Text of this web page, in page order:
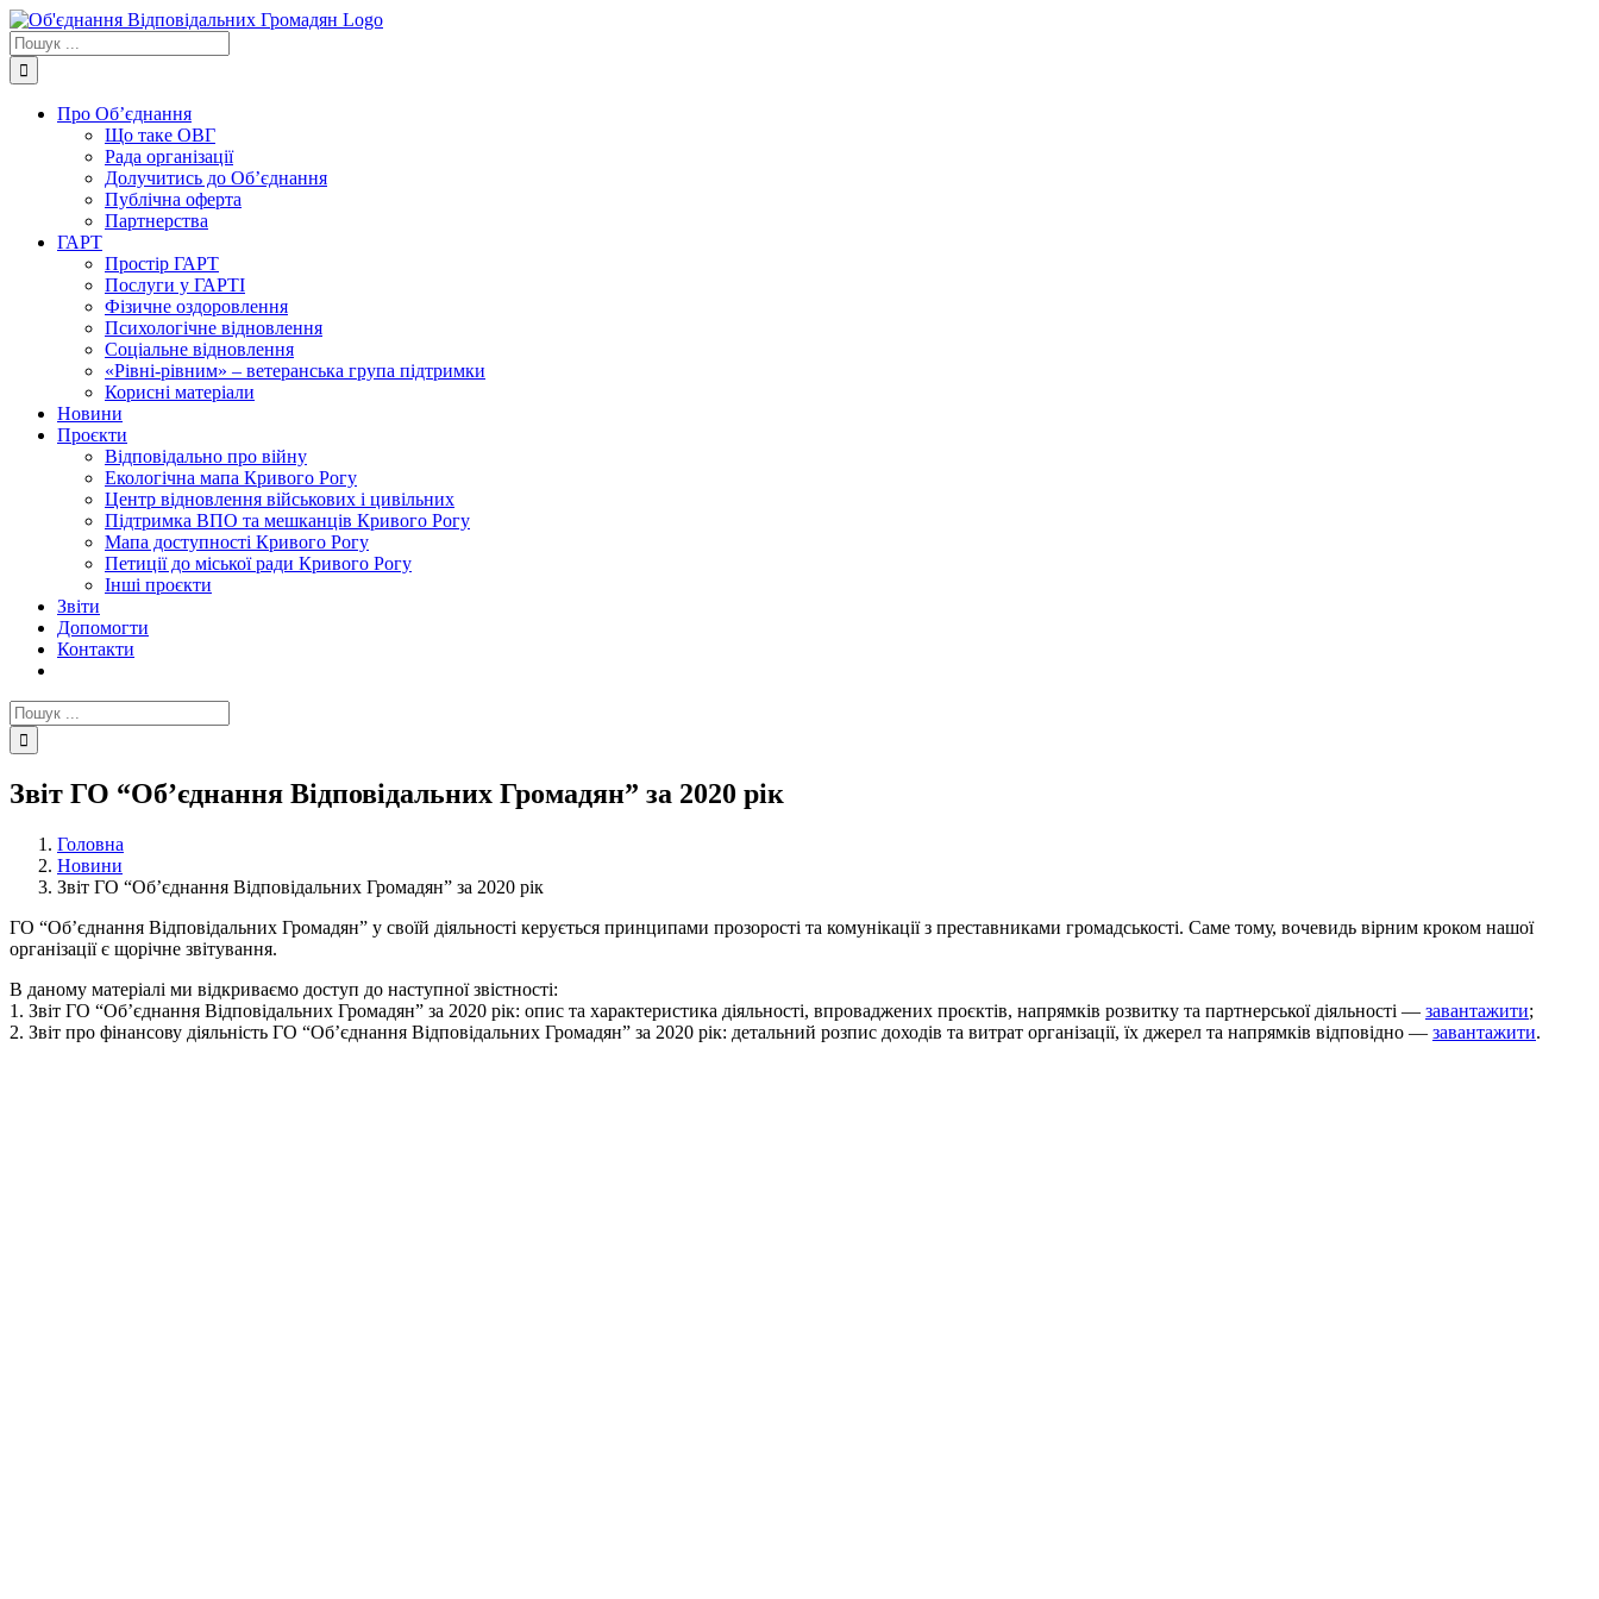
Skip
to
content
Пошук
...
Про Об’єднання
Що таке ОВГ
Рада організації
Долучитись до Об’єднання
Публічна оферта
Партнерства
ГАРТ
Простір ГАРТ
Послуги у ГАРТІ
Фізичне оздоровлення
Психологічне відновлення
Соціальне відновлення
«Рівні-рівним» – ветеранська група підтримки
Корисні матеріали
Новини
Проєкти
Відповідально про війну
Екологічна мапа Кривого Рогу
Центр відновлення військових і цивільних
Підтримка ВПО та мешканців Кривого Рогу
Мапа доступності Кривого Рогу
Петиції до міської ради Кривого Рогу
Інші проєкти
Звіти
Допомогти
Контакти
Пошук
...
Звіт ГО “Об’єднання Відповідальних Громадян” за 2020 рік
Головна
Новини
Звіт ГО “Об’єднання Відповідальних Громадян” за 2020 рік
ГО “Об’єднання Відповідальних Громадян” у своїй діяльності керується принципами прозорості та комунікації з преставниками громадськості. Саме тому, вочевидь вірним кроком нашої
організації є щорічне звітування.
В даному матеріалі ми відкриваємо доступ до наступної звістності:
1. Звіт ГО “Об’єднання Відповідальних Громадян” за 2020 рік: опис та характеристика діяльності, впроваджених проєктів, напрямків розвитку та партнерської діяльності — завантажити;
2. Звіт про фінансову діяльність ГО “Об’єднання Відповідальних Громадян” за 2020 рік: детальний розпис доходів та витрат організації, їх джерел та напрямків відповідно — завантажити.